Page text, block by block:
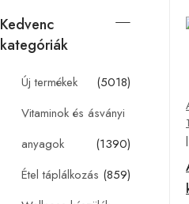
Kedvenc
kategóriák
Új termékek
(5018)
Vitaminok és ásványi
anyagok
(1390)
Étel táplálkozás (859)
|